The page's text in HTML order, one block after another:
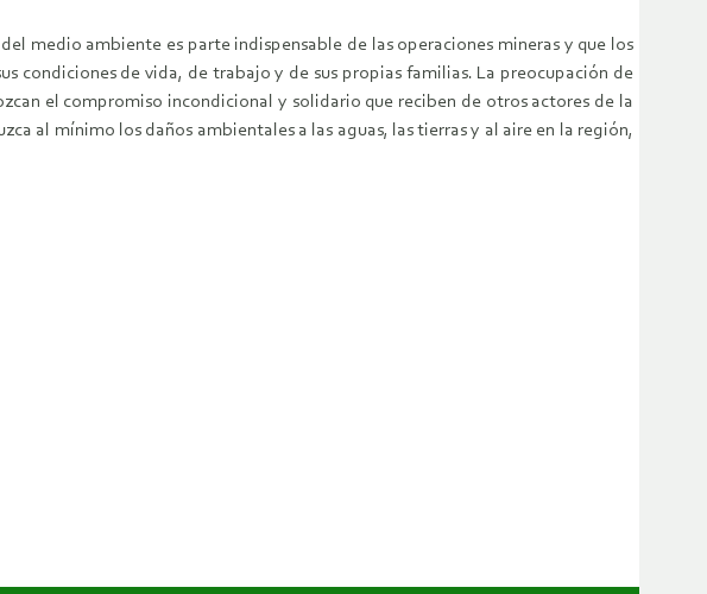
medio ambiente es parte indispensable de las operaciones mineras y que los
condiciones de vida, de trabajo y de sus propias familias. La preocupación de
el compromiso incondicional y solidario que reciben de otros actores de la
al mínimo los daños ambientales a las aguas, las tierras y al aire en la región,